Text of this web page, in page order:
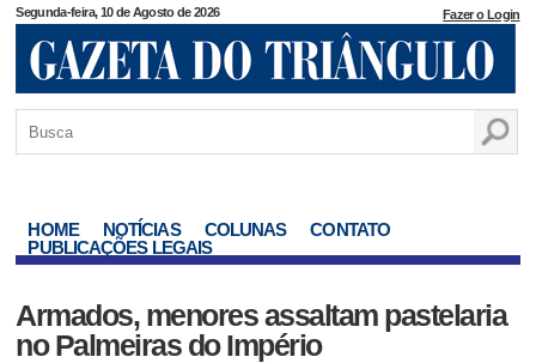
Segunda-feira, 10 de Agosto de 2026 Fazer o Login
HOME NOTÍCIAS COLUNAS
CONTATO
PUBLICAÇÕES LEGAIS
Armados, menores assaltam pastelaria
no Palmeiras do Império